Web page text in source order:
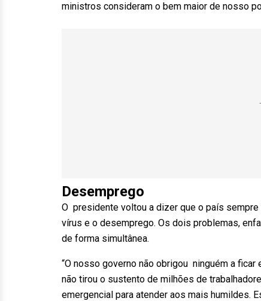
ministros consideram o bem maior de nosso
Desemprego
O presidente voltou a dizer que o país
vírus e o desemprego. Os dois problemas,
de forma simultânea.
“O nosso governo não obrigou ninguém a
não tirou o sustento de milhões de
emergencial para atender aos mais humildes.